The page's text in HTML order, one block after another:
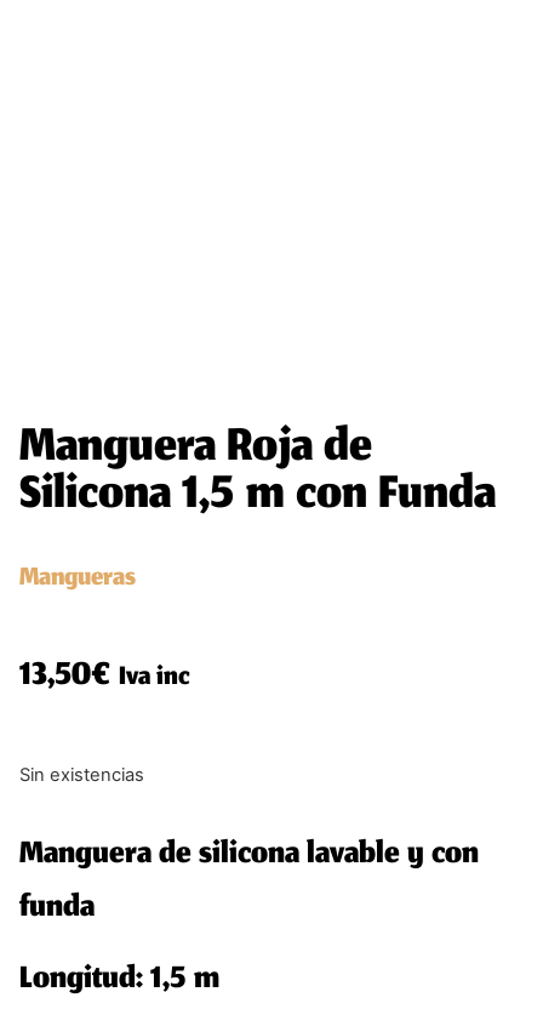
Manguera Roja de
Silicona 1,5 m con Funda
Mangueras
13,50€Iva inc
Sin existencias
Manguera de silicona lavable y con
funda
Longitud: 1,5 m